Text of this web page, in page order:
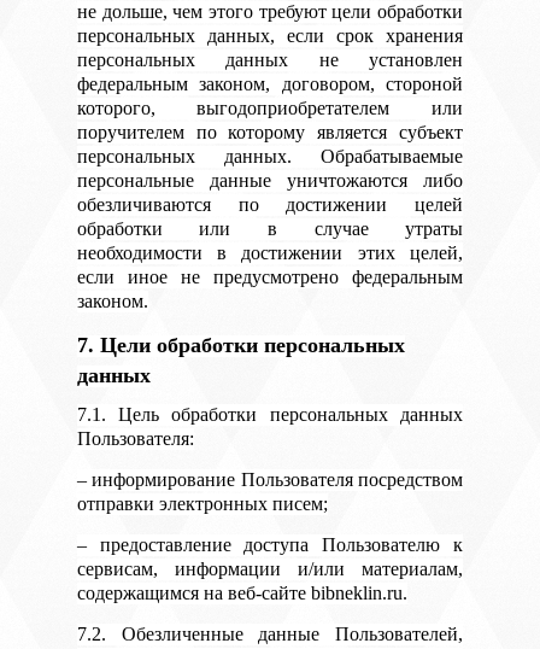
не дольше, чем этого требуют цели обработки
персональных данных, если срок хранения
персональных данных не установлен
федеральным законом, договором, стороной
которого, выгодоприобретателем или
поручителем по которому является субъект
персональных данных. Обрабатываемые
персональные данные уничтожаются либо
обезличиваются по достижении целей
обработки или в случае утраты
необходимости в достижении этих целей,
если иное не предусмотрено федеральным
законом.
7. Цели обработки персональных
данных
7.1. Цель обработки персональных данных
Пользователя:
– информирование Пользователя посредством
отправки электронных писем;
– предоставление доступа Пользователю к
сервисам, информации и/или материалам,
содержащимся на веб-сайте bibneklin.ru.
7.2. Обезличенные данные Пользователей,